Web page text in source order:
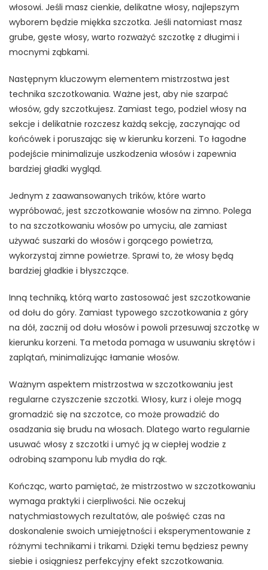
włosowi. Jeśli masz cienkie, delikatne włosy, najlepszym
wyborem będzie miękka szczotka. Jeśli natomiast masz
grube, gęste włosy, warto rozważyć szczotkę z długimi i
mocnymi ząbkami.
Następnym kluczowym elementem mistrzostwa jest
technika szczotkowania. Ważne jest, aby nie szarpać
włosów, gdy szczotkujesz. Zamiast tego, podziel włosy na
sekcje i delikatnie rozczesz każdą sekcję, zaczynając od
końcówek i poruszając się w kierunku korzeni. To łagodne
podejście minimalizuje uszkodzenia włosów i zapewnia
bardziej gładki wygląd.
Jednym z zaawansowanych trików, które warto
wypróbować, jest szczotkowanie włosów na zimno. Polega
to na szczotkowaniu włosów po umyciu, ale zamiast
używać suszarki do włosów i gorącego powietrza,
wykorzystaj zimne powietrze. Sprawi to, że włosy będą
bardziej gładkie i błyszczące.
Inną techniką, którą warto zastosować jest szczotkowanie
od dołu do góry. Zamiast typowego szczotkowania z góry
na dół, zacznij od dołu włosów i powoli przesuwaj szczotkę w
kierunku korzeni. Ta metoda pomaga w usuwaniu skrętów i
zaplątań, minimalizując łamanie włosów.
Ważnym aspektem mistrzostwa w szczotkowaniu jest
regularne czyszczenie szczotki. Włosy, kurz i oleje mogą
gromadzić się na szczotce, co może prowadzić do
osadzania się brudu na włosach. Dlatego warto regularnie
usuwać włosy z szczotki i umyć ją w ciepłej wodzie z
odrobiną szamponu lub mydła do rąk.
Kończąc, warto pamiętać, że mistrzostwo w szczotkowaniu
wymaga praktyki i cierpliwości. Nie oczekuj
natychmiastowych rezultatów, ale poświęć czas na
doskonalenie swoich umiejętności i eksperymentowanie z
różnymi technikami i trikami. Dzięki temu będziesz pewny
siebie i osiągniesz perfekcyjny efekt szczotkowania.